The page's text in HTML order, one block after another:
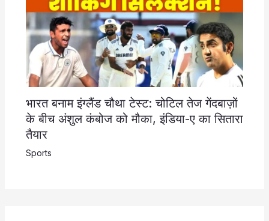
भारत बनाम इंग्लैंड चौथा टेस्ट: चोटिल तेज गेंदबाज़ों
के बीच अंशुल कंबोज को मौका, इंडिया-ए का सितारा
तैयार
Sports